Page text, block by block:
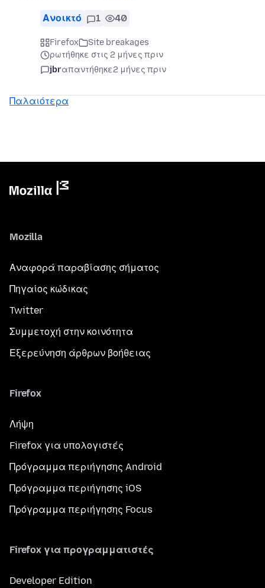
Ανοικτό 1 40
Firefox
Site breakages
ρωτήθηκε στις 2 μήνες πριν
jbrαπαντήθηκε2 μήνες πριν
Παλαιότερα
Mozilla
Αναφορά παραβίασης σήματος
Πηγαίος κώδικας
Twitter
Συμμετοχή στην κοινότητα
Εξερεύνηση άρθρων βοήθειας
Firefox
Λήψη
Firefox για υπολογιστές
Πρόγραμμα περιήγησης Android
Πρόγραμμα περιήγησης iOS
Πρόγραμμα περιήγησης Focus
Firefox για προγραμματιστές
Developer Edition